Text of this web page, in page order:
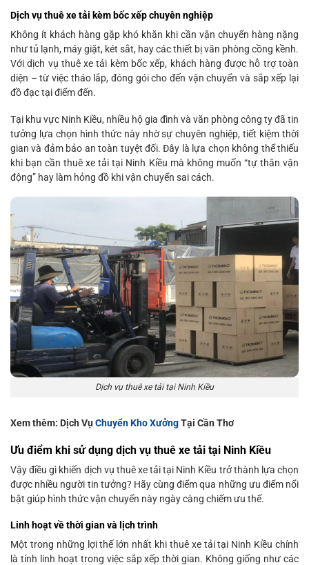
Dịch vụ thuê xe tải kèm bốc xếp chuyên nghiệp
Không ít khách hàng gặp khó khăn khi cần vận chuyển hàng nặng
như tủ lạnh, máy giặt, két sắt, hay các thiết bị văn phòng cồng kềnh.
Với dịch vụ thuê xe tải kèm bốc xếp, khách hàng được hỗ trợ toàn
diện – từ việc tháo lắp, đóng gói cho đến vận chuyển và sắp xếp lại
đồ đạc tại điểm đến.
Tại khu vực Ninh Kiều, nhiều hộ gia đình và văn phòng công ty đã tin
tưởng lựa chọn hình thức này nhờ sự chuyên nghiệp, tiết kiệm thời
gian và đảm bảo an toàn tuyệt đối. Đây là lựa chọn không thể thiếu
khi bạn cần thuê xe tải tại Ninh Kiều mà không muốn “tự thân vận
động” hay làm hỏng đồ khi vận chuyển sai cách.
Dịch vụ thuê xe tải tại Ninh Kiều
Xem thêm: Dịch Vụ Chuyển Kho XưởngTại Cần Thơ
Ưu điểm khi sử dụng dịch vụ thuê xe tải tại Ninh Kiều
Vậy điều gì khiến dịch vụ thuê xe tải tại Ninh Kiều trở thành lựa chọn
được nhiều người tin tưởng? Hãy cùng điểm qua những ưu điểm nổi
bật giúp hình thức vận chuyển này ngày càng chiếm ưu thế.
Linh hoạt về thời gian và lịch trình
Một trong những lợi thế lớn nhất khi thuê xe tải tại Ninh Kiều chính
là tính linh hoạt trong việc sắp xếp thời gian. Không giống như các